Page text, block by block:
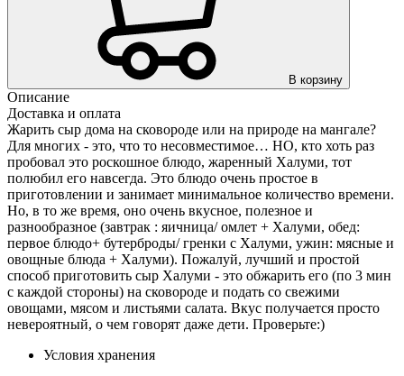
В корзину
Описание
Доставка и оплата
Жарить сыр дома на сковороде или на природе на мангале?
Для многих - это, что то несовместимое… НО, кто хоть раз
пробовал это роскошное блюдо, жаренный Халуми, тот
полюбил его навсегда. Это блюдо очень простое в
приготовлении и занимает минимальное количество времени.
Но, в то же время, оно очень вкусное, полезное и
разнообразное (завтрак : яичница/ омлет + Халуми, обед:
первое блюдо+ бутерброды/ гренки с Халуми, ужин: мясные и
овощные блюда + Халуми). Пожалуй, лучший и простой
способ приготовить сыр Халуми - это обжарить его (по 3 мин
с каждой стороны) на сковороде и подать со свежими
овощами, мясом и листьями салата. Вкус получается просто
невероятный, о чем говорят даже дети. Проверьте:)
Условия хранения